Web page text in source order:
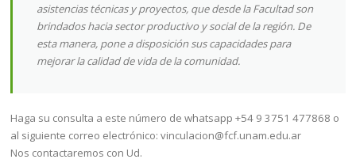
asistencias técnicas y proyectos, que desde la Facultad son
brindados hacia sector productivo y social de la región. De
esta manera, pone a disposición sus capacidades para
mejorar la calidad de vida de la comunidad.
Haga su consulta a este número de whatsapp +54 9 3751 477868 o
al siguiente correo electrónico: vinculacion@fcf.unam.edu.ar
Nos contactaremos con Ud.